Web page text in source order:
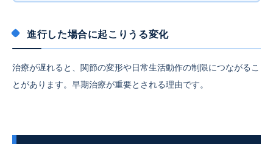
進行した場合に起こりうる変化
治療が遅れると、関節の変形や日常生活動作の制限につながるこ
とがあります。早期治療が重要とされる理由です。